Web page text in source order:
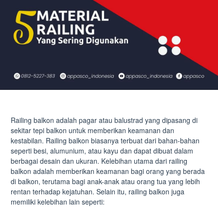
Railing balkon adalah pagar atau balustrad yang dipasang di
sekitar tepi balkon untuk memberikan keamanan dan
kestabilan. Railing balkon biasanya terbuat dari bahan-bahan
seperti besi, alumunium, atau kayu dan dapat dibuat dalam
berbagai desain dan ukuran. Kelebihan utama dari railing
balkon adalah memberikan keamanan bagi orang yang berada
di balkon, terutama bagi anak-anak atau orang tua yang lebih
rentan terhadap kejatuhan. Selain itu, railing balkon juga
memiliki kelebihan lain seperti: